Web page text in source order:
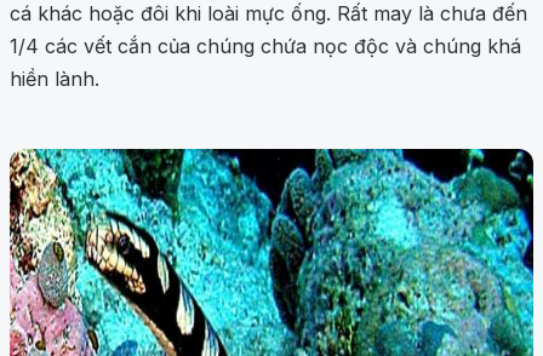
cá khác hoặc đôi khi loài mực ống. Rất may là chưa đến
1/4 các vết cắn của chúng chứa nọc độc và chúng khá
hiền lành.